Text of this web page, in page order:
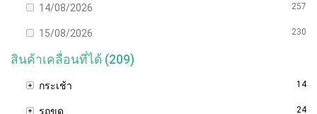
14/08/2026 257
15/08/2026 230
สินค้าเคลื่อนที่ได้ (209)
กระเช้า 14
รถขุด 24